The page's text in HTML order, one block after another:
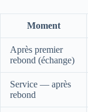
Moment
Après premier
rebond (échange)
Service — après
rebond